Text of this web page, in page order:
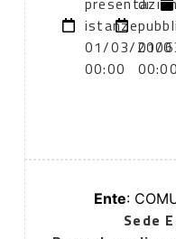
istanze:
01/03/2006
00:00
01/
00:00
Ente:
Sede